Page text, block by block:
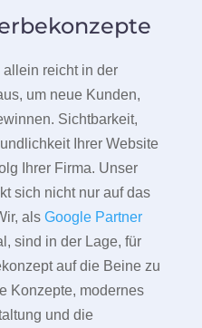
reicht in der
um neue Kunden,
Sichtbarkeit,
Ihrer Website
Ihrer Firma. Unser
sich nicht nur auf das
als Google Partner
sind in der Lage, für
auf die Beine zu
Konzepte, modernes
und die